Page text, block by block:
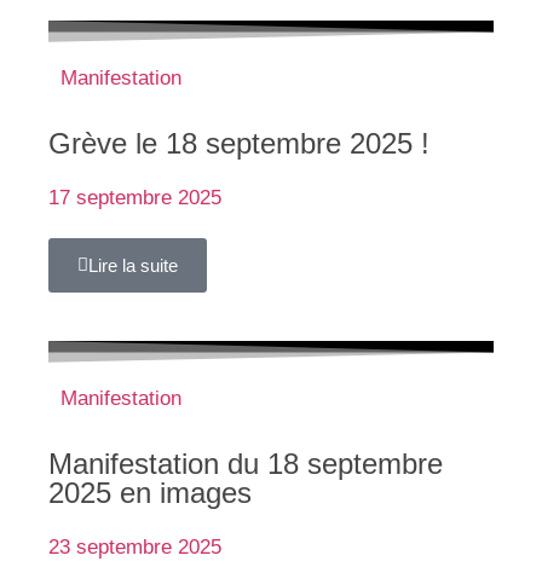
Manifestation
Grève le 18 septembre 2025 !
17 septembre 2025
Lire la suite
Manifestation
Manifestation du 18 septembre
2025 en images
23 septembre 2025